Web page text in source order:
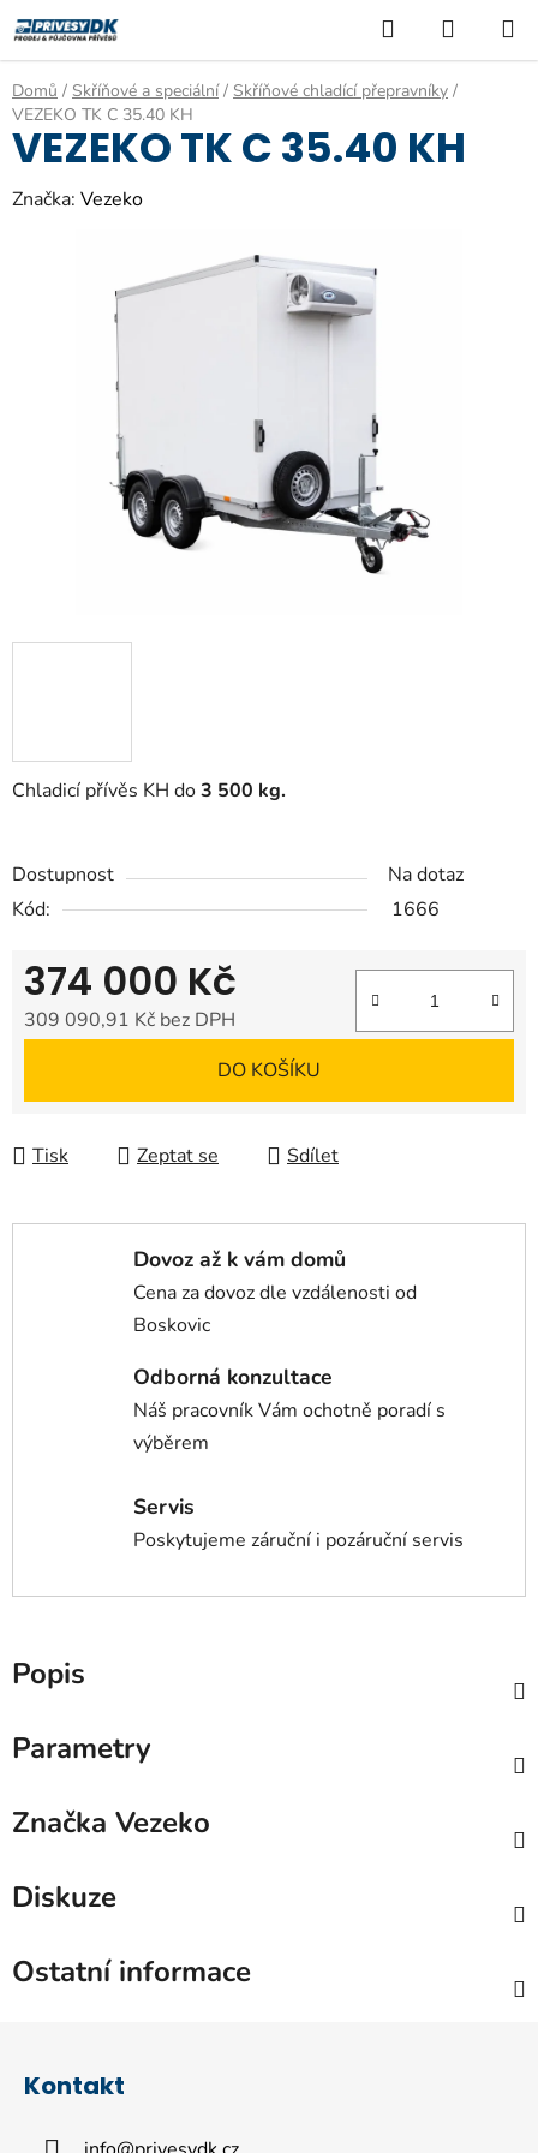
na
obsah
Hledat
KOŠÍK
Domů / Skříňové a speciální / Skříňové chladící přepravníky /
VEZEKO TK C 35.40 KH
Chladicí přívěs KH do3 500 kg.
Dostupnost
Na dotaz
Kód:
1666
374 000 Kč
309 090,91 Kč bez DPH
DO KOŠÍKU
Tisk Zeptat se Sdílet
VEZEKO TK C 35.40 KH
Značka: Vezeko
Dovoz až k vám domů
Cena za dovoz dle vzdálenosti od
Boskovic
Odborná konzultace
Náš pracovník Vám ochotně poradí s
výběrem
Servis
Poskytujeme záruční i pozáruční servis
Popis
Parametry
Značka Vezeko
Diskuze
Ostatní informace
Kontakt